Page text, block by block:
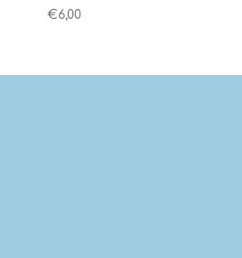
€6,00